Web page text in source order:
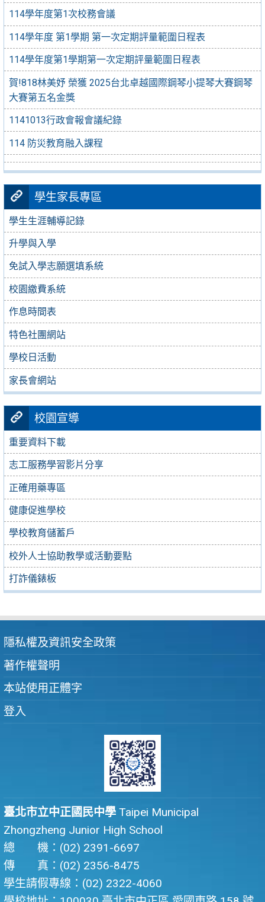
114學年度第1次校務會議
114學年度 第1學期 第一次定期評量範圍日程表
114學年度第1學期第一次定期評量範圍日程表
賀!818林美妤 榮獲 2025台北卓越國際鋼琴小提琴大賽鋼琴
大賽第五名金獎
1141013行政會報會議紀錄
114 防災教育融入課程
學生家長專區
學生生涯輔導記錄
升學與入學
免試入學志願選填系統
校園繳費系統
作息時間表
特色社團網站
學校日活動
家長會網站
校園宣導
重要資料下載
志工服務學習影片分享
正確用藥專區
健康促進學校
學校教育儲蓄戶
校外人士協助教學或活動要點
打詐儀錶板
隱私權及資訊安全政策
著作權聲明
本站使用正體字
登入
臺北市立中正國民中學 Taipei Municipal
Zhongzheng Junior High School
總 機：(02) 2391-6697
傳 真：(02) 2356-8475
學生請假專線：(02) 2322-4060